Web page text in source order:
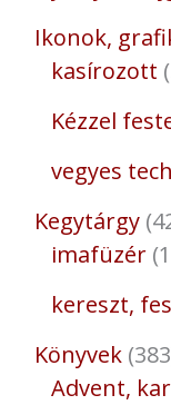
Ikonok,
kasírozott
Kézzel
vegyes
Kegytárgy
imafüzér
kereszt,
Könyvek 383
Advent,